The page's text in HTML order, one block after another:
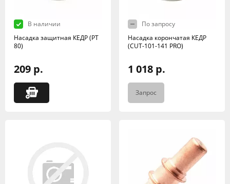
В наличии
Насадка защитная КЕДР (РТ
80)
209 р.
По запросу
Насадка корончатая КЕДР
(CUT-101-141 PRO)
1 018 р.
Запрос